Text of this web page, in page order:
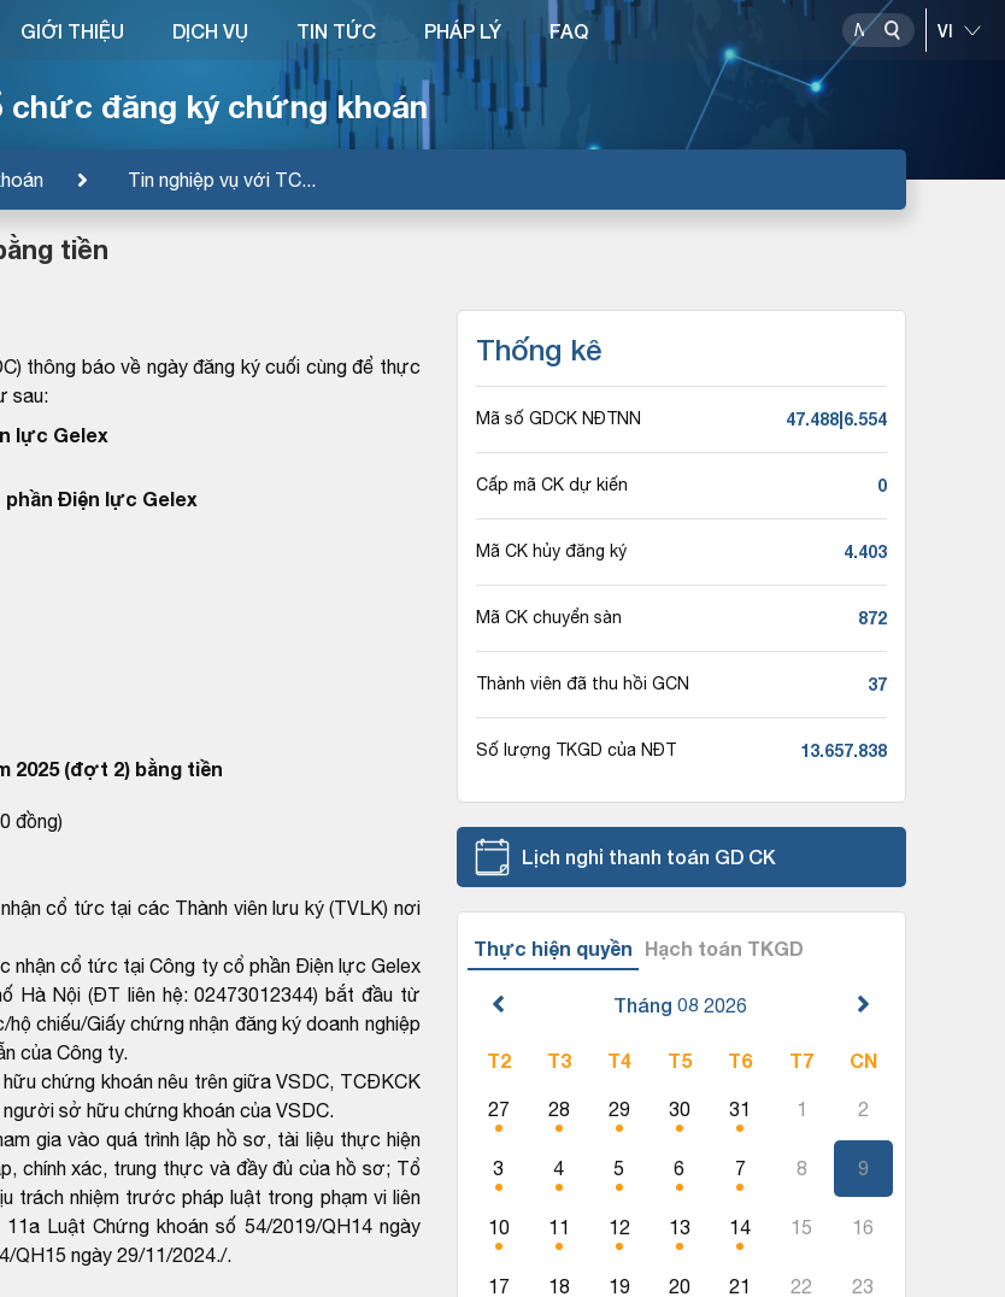
chức đăng ký chứng khoán
Tin nghiệp vụ với TC...
GIỚI THIỆU DỊCH VỤ TIN TỨC PHÁP LÝ FAQ
tiền
thông báo về ngày đăng ký cuối cùng để thực
sau:
lực Gelex
phần Điện lực Gelex
2025 (đợt 2) bằng tiền
đồng)
cổ tức tại các Thành viên lưu ký (TVLK) nơi
nhận cổ tức tại Công ty cổ phần Điện lực Gelex
Hà Nội (ĐT liên hệ: 02473012344) bắt đầu từ
chiếu/Giấy chứng nhận đăng ký doanh nghiệp
của Công ty.
chứng khoán nêu trên giữa VSDC, TCĐKCK
sở hữu chứng khoán của VSDC.
gia vào quá trình lập hồ sơ, tài liệu thực hiện
chính xác, trung thực và đầy đủ của hồ sơ; Tổ
trách nhiệm trước pháp luật trong phạm vi liên
Luật Chứng khoán số 54/2019/QH14 ngày
QH15 ngày 29/11/2024./.
Thống kê
Mã số GDCK NĐTNN 47.488|6.554
Cấp mã CK dự kiến 0
Mã CK hủy đăng ký 4.403
Mã CK chuyển sàn 872
Thành viên đã thu hồi GCN 37
Số lượng TKGD của NĐT 13.657.838
Lịch nghỉ thanh toán GD CK
Thực hiện quyền Hạch toán TKGD
Tháng 08 2026
T2 T3 T4 T5 T6 T7 CN
27 28 29 30 31 1 2
3 4 5 6 7 8 9
10 11 12 13 14 15 16
17 18 19 20 21 22 23